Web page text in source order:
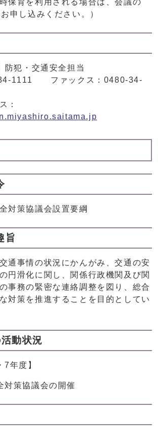
保育を利用される場合は、会議の
申し込みください。）
防犯・交通安全担当
1111 ファックス：0480-34-
：
対策協議会設置要綱
旨
通事情の状況にかんがみ、交通の安
円滑化に関し、関係行政機関及び関
事務の緊密な連絡調整を図り、総合
対策を推進することを目的としてい
動状況
7年度】
対策協議会の開催